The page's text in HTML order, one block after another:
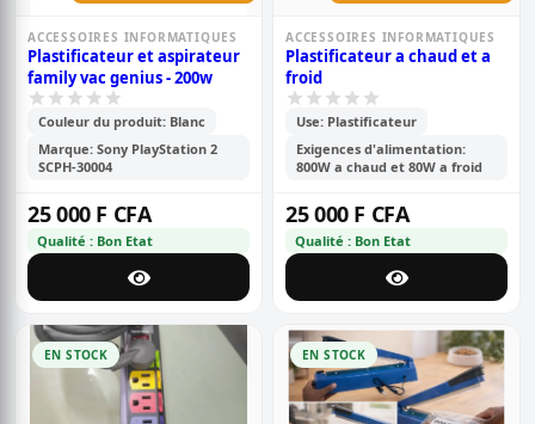
ACCESSOIRES INFORMATIQUES
Plastificateur et aspirateur
family vac genius - 200w
Couleur du produit: Blanc
Marque: Sony PlayStation 2
SCPH-30004
25 000 F CFA
Qualité : Bon Etat
ACCESSOIRES INFORMATIQUES
Plastificateur a chaud et a
froid
Use: Plastificateur
Exigences d'alimentation:
800W a chaud et 80W a froid
25 000 F CFA
Qualité : Bon Etat
EN STOCK EN STOCK